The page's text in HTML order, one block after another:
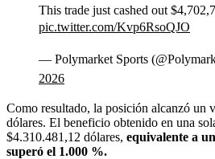
This trade just cashed out
pic.twitter.com/Kvp6RsoQJO
— Polymarket Sports
2026
Como resultado, la posición alcanzó un
dólares. El beneficio obtenido en una
$4.310.481,12 dólares, equivalente a
superó el 1.000 %.